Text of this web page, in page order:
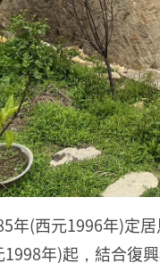
年(西元1996年)定
年)起，結合復